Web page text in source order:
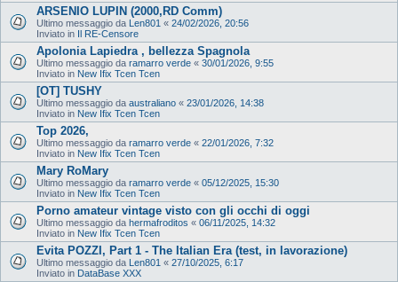
ARSENIO LUPIN (2000,RD Comm)
Ultimo messaggio da Len801 « 24/02/2026, 20:56
Inviato in Il RE-Censore
Apolonia Lapiedra , bellezza Spagnola
Ultimo messaggio da ramarro verde « 30/01/2026, 9:55
Inviato in New Ifix Tcen Tcen
[OT] TUSHY
Ultimo messaggio da australiano « 23/01/2026, 14:38
Inviato in New Ifix Tcen Tcen
Top 2026,
Ultimo messaggio da ramarro verde « 22/01/2026, 7:32
Inviato in New Ifix Tcen Tcen
Mary RoMary
Ultimo messaggio da ramarro verde « 05/12/2025, 15:30
Inviato in New Ifix Tcen Tcen
Porno amateur vintage visto con gli occhi di oggi
Ultimo messaggio da hermafroditos « 06/11/2025, 14:32
Inviato in New Ifix Tcen Tcen
Evita POZZI, Part 1 - The Italian Era (test, in lavorazione)
Ultimo messaggio da Len801 « 27/10/2025, 6:17
Inviato in DataBase XXX